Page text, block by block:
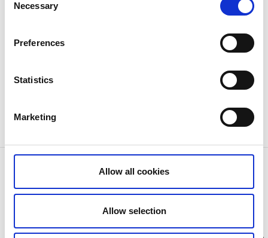
Selection
Necessary
Preferences
Statistics
Marketing
Allow all cookies
Allow selection
Redan från början har musiken spelat en stor roll.
musik i grön miljö med alla generösa musiker från
Öckerö Örtagård är alltid öppen. Under
Öckerö Örtagård är nu en del i Trädgårdsresan.se
Kontaktinformation
Öckerö Örtagård
Norgårdsvägen 14
E-post:nilsjanrapp@msn.com